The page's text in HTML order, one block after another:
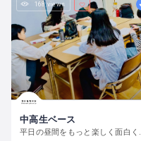
168 views
中高生ベース
平日の